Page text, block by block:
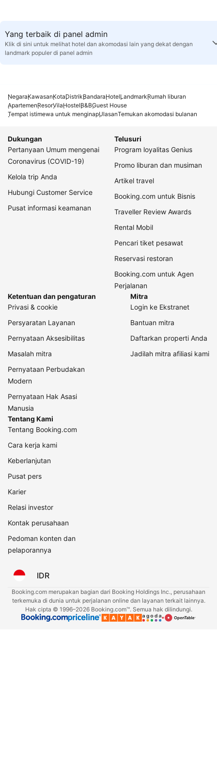
Yang terbaik di panel admin
Klik di sini untuk melihat hotel dan akomodasi lain yang dekat dengan
landmark populer di panel admin
NegaraKawasanKotaDistrikBandaraHotelLandmarkRumah liburan
ApartemenResorVilaHostelB&BGuest House
Tempat istimewa untuk menginapUlasanTemukan akomodasi bulanan
Dukungan
Pertanyaan Umum mengenai
Coronavirus (COVID-19)
Kelola trip Anda
Hubungi Customer Service
Pusat informasi keamanan
Telusuri
Program loyalitas Genius
Promo liburan dan musiman
Artikel travel
Booking.com untuk Bisnis
Traveller Review Awards
Rental Mobil
Pencari tiket pesawat
Reservasi restoran
Booking.com untuk Agen
Perjalanan
Ketentuan dan pengaturan
Privasi & cookie
Persyaratan Layanan
Pernyataan Aksesibilitas
Masalah mitra
Pernyataan Perbudakan
Modern
Pernyataan Hak Asasi
Manusia
Mitra
Login ke Ekstranet
Bantuan mitra
Daftarkan properti Anda
Jadilah mitra afiliasi kami
Tentang Kami
Tentang Booking.com
Cara kerja kami
Keberlanjutan
Pusat pers
Karier
Relasi investor
Kontak perusahaan
Pedoman konten dan
pelaporannya
IDR
Booking.com merupakan bagian dari Booking Holdings Inc., perusahaan
terkemuka di dunia untuk perjalanan online dan layanan terkait lainnya.
Hak cipta © 1996–2026 Booking.com™. Semua hak dilindungi.